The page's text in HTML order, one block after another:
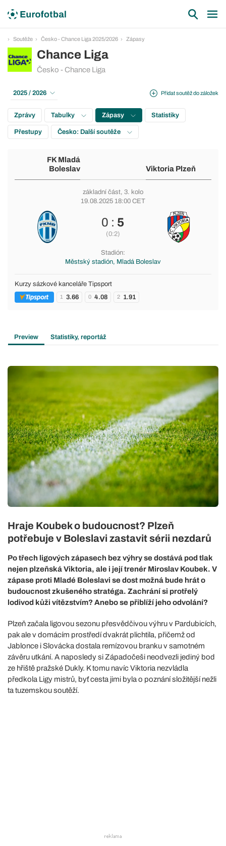
Soutěže Česko - Chance Liga 2025/2026 Zápasy
Chance Liga
Česko - Chance Liga
Přidat soutěž do záložek
2025 / 2026
Zprávy Tabulky Zápasy Statistiky
Přestupy Česko: Další soutěže
FK Mladá
Boleslav
Viktoria Plzeň
základní část, 3. kolo
19.08.2025 18:00 CET
0 : 5
(0:2)
Stadión:
Městský stadión, Mladá Boleslav
Kurzy sázkové kanceláře Tipsport
1 3.66 0 4.08 2 1.91
Preview Statistiky, reportáž
Hraje Koubek o budoucnost? Plzeň
potřebuje v Boleslavi zastavit sérii nezdarů
Po třech ligových zápasech bez výhry se dostává pod tlak
nejen plzeňská Viktoria, ale i její trenér Miroslav Koubek. V
zápase proti Mladé Boleslavi se dost možná bude hrát o
budoucnost zkušeného stratéga. Zachrání si protřelý
lodivod kůži vítězstvím? Anebo se přiblíží jeho odvolání?
Plzeň začala ligovou sezonu přesvědčivou výhru v Pardubicích,
pak ale v domácím prostředí dvakrát plichtila, přičemž od
Jablonce i Slovácka dostala remízovou branku v samotném
závěru utkání. A naposledy si Západočeši neodvezli jediný bod
ze hřiště pražské Dukly. K tomu navíc Viktoria nezvládla
předkola Ligy mistrů, byť cesta jimi byla o poznání složitější nežli
ta tuzemskou soutěží.